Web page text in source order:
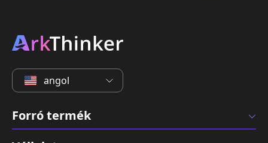
angol
Forró termék